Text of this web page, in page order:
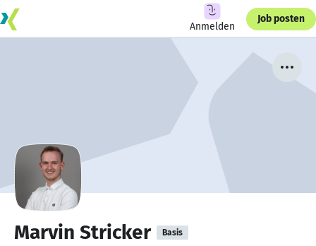
Anmelden
Job posten
Marvin Stricker Basis